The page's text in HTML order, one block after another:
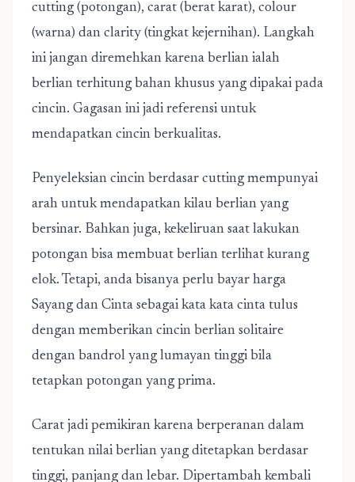
cutting (potongan), carat (berat karat), colour
(warna) dan clarity (tingkat kejernihan). Langkah
ini jangan diremehkan karena berlian ialah
berlian terhitung bahan khusus yang dipakai pada
cincin. Gagasan ini jadi referensi untuk
mendapatkan cincin berkualitas.
Penyeleksian cincin berdasar cutting mempunyai
arah untuk mendapatkan kilau berlian yang
bersinar. Bahkan juga, kekeliruan saat lakukan
potongan bisa membuat berlian terlihat kurang
elok. Tetapi, anda bisanya perlu bayar harga
Sayang dan Cinta sebagai kata kata cinta tulus
dengan memberikan cincin berlian solitaire
dengan bandrol yang lumayan tinggi bila
tetapkan potongan yang prima.
Carat jadi pemikiran karena berperanan dalam
tentukan nilai berlian yang ditetapkan berdasar
tinggi, panjang dan lebar. Dipertambah kembali